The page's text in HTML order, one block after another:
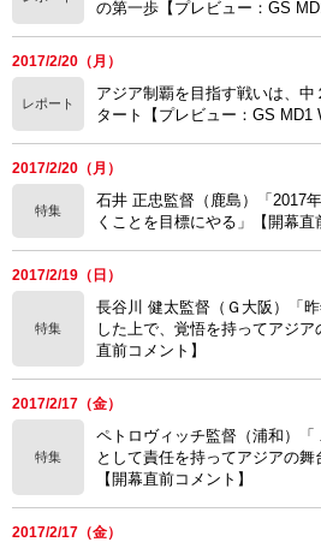
の第一歩【プレビュー：GS
2017/2/20（月）
レポート
アジア制覇を目指す戦いは、
タート【プレビュー：GS MD1
2017/2/20（月）
特集
石井 正忠監督（鹿島）「2017
くことを目標にやる」【開幕直
2017/2/19（日）
特集
長谷川 健太監督（Ｇ大阪）「
した上で、覚悟を持ってアジ
直前コメント】
2017/2/17（金）
特集
ペトロヴィッチ監督（浦和）
として責任を持ってアジアの舞
【開幕直前コメント】
2017/2/17（金）